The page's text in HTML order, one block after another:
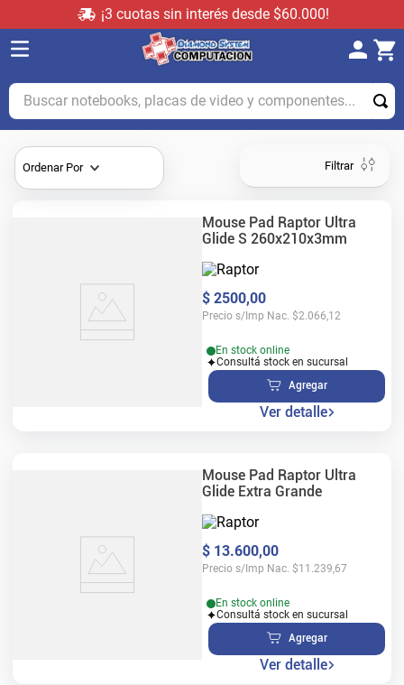
¡3 cuotas sin interés desde $60.000!
Buscar notebooks, placas de video y componentes...
Ordenar Por Filtrar
Mouse Pad Raptor Ultra
Glide S 260x210x3mm
$ 2500,00
Precio s/Imp Nac. $2.066,12
En stock online
Consultá stock en sucursal
Agregar
Ver detalle
Mouse Pad Raptor Ultra
Glide Extra Grande
$ 13.600,00
Precio s/Imp Nac. $11.239,67
En stock online
Consultá stock en sucursal
Agregar
Ver detalle